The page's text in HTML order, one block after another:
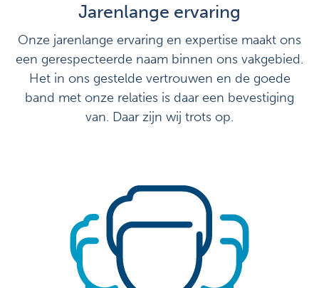
Jarenlange ervaring
Onze jarenlange ervaring en expertise maakt ons
een gerespecteerde naam binnen ons vakgebied.
Het in ons gestelde vertrouwen en de goede
band met onze relaties is daar een bevestiging
van. Daar zijn wij trots op.